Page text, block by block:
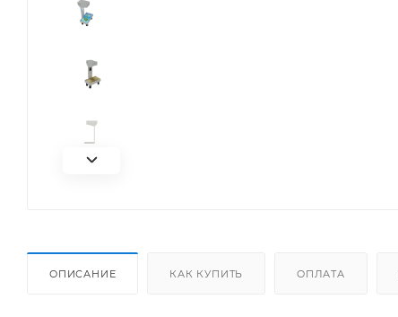
ОПИСАНИЕ КАК КУПИТЬ ОПЛАТА